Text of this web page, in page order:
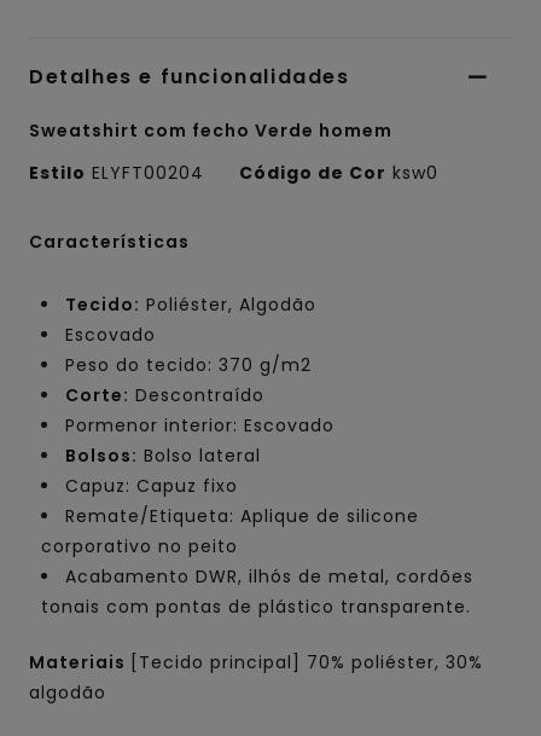
Detalhes e funcionalidades
Sweatshirt com fecho Verde homem
Estilo ELYFT00204 Código de Cor ksw0
Características
Tecido: Poliéster, Algodão
Escovado
Peso do tecido: 370 g/m2
Corte: Descontraído
Pormenor interior: Escovado
Bolsos: Bolso lateral
Capuz: Capuz fixo
Remate/Etiqueta: Aplique de silicone
corporativo no peito
Acabamento DWR, ilhós de metal, cordões
tonais com pontas de plástico transparente.
Materiais
[Tecido principal] 70% poliéster, 30%
algodão